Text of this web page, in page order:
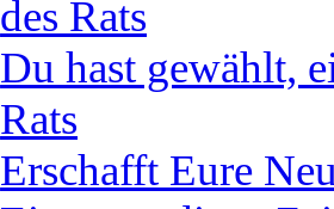
des Rats
Du hast gewählt,
Rats
Erschafft Eure